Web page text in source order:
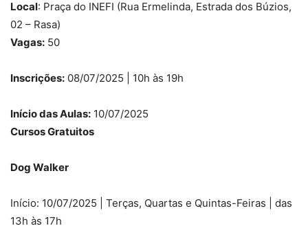
Local: Praça do INEFI (Rua Ermelinda, Estrada dos Búzios,
02 – Rasa)
Vagas: 50
Inscrições: 08/07/2025 | 10h às 19h
Início das Aulas: 10/07/2025
Cursos Gratuitos
Dog Walker
Início: 10/07/2025 | Terças, Quartas e Quintas-Feiras | das
13h às 17h